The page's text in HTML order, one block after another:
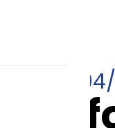
29/